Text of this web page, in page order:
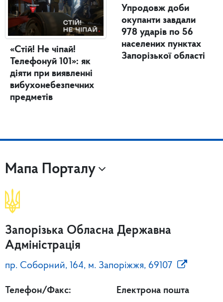
«Стій! Не чіпай!
Телефонуй 101»: як
діяти при виявленні
вибухонебезпечних
предметів
Упродовж доби
окупанти завдали
978 ударів по 56
населених пунктах
Запорізької області
Мапа Порталу
Запорізька Обласна Державна
Адміністрація
пр. Соборний, 164, м. Запоріжжя, 69107
Телефон/Факс:
Електрона пошта